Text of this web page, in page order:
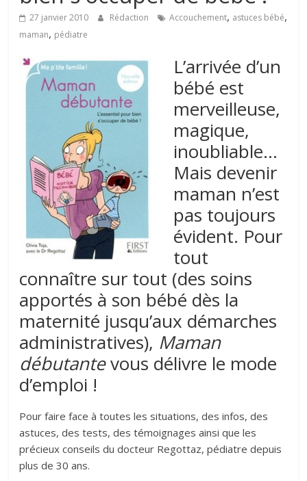
27 janvier 2010 Rédaction Accouchement, astuces bébé,
maman, pédiatre
L’arrivée d’un
bébé est
merveilleuse,
magique,
inoubliable…
Mais devenir
maman n’est
pas toujours
évident. Pour
tout
connaître sur tout (des soins
apportés à son bébé dès la
maternité jusqu’aux démarches
administratives), Maman
débutantevous délivre le mode
d’emploi !
Pour faire face à toutes les situations, des infos, des
astuces, des tests, des témoignages ainsi que les
précieux conseils du docteur Regottaz, pédiatre depuis
plus de 30 ans.